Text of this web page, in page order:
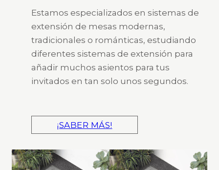
Estamos especializados en sistemas de
extensión de mesas modernas,
tradicionales o románticas, estudiando
diferentes sistemas de extensión para
añadir muchos asientos para tus
invitados en tan solo unos segundos.
¡SABER MÁS!